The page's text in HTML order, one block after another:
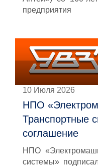
предприятия
10 Июля 2026
НПО
Транспортные
соглашение
НПО
системы»